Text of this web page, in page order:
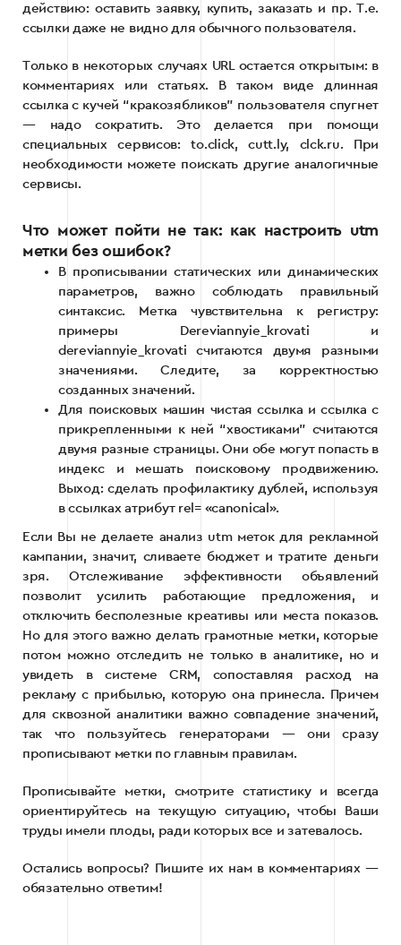
действию: оставить заявку, купить, заказать и пр. Т.е.
ссылки даже не видно для обычного пользователя.
Только в некоторых случаях URL остается открытым: в
комментариях или статьях. В таком виде длинная
ссылка с кучей “кракозябликов” пользователя спугнет
— надо сократить. Это делается при помощи
специальных сервисов: to.click, cutt.ly, clck.ru. При
необходимости можете поискать другие аналогичные
сервисы.
Что может пойти не так: как настроить utm
метки без ошибок?
В прописывании статических или динамических
параметров, важно соблюдать правильный
синтаксис. Метка чувствительна к регистру:
примеры Dereviannyie_krovati и
dereviannyie_krovati считаются двумя разными
значениями. Следите, за корректностью
созданных значений.
Для поисковых машин чистая ссылка и ссылка с
прикрепленными к ней “хвостиками” считаются
двумя разные страницы. Они обе могут попасть в
индекс и мешать поисковому продвижению.
Выход: сделать профилактику дублей, используя
в ссылках атрибут rel= «canonical».
Если Вы не делаете анализ utm меток для рекламной
кампании, значит, сливаете бюджет и тратите деньги
зря. Отслеживание эффективности объявлений
позволит усилить работающие предложения, и
отключить бесполезные креативы или места показов.
Но для этого важно делать грамотные метки, которые
потом можно отследить не только в аналитике, но и
увидеть в системе CRM, сопоставляя расход на
рекламу с прибылью, которую она принесла. Причем
для сквозной аналитики важно совпадение значений,
так что пользуйтесь генераторами — они сразу
прописывают метки по главным правилам.
Прописывайте метки, смотрите статистику и всегда
ориентируйтесь на текущую ситуацию, чтобы Ваши
труды имели плоды, ради которых все и затевалось.
Остались вопросы? Пишите их нам в комментариях —
обязательно ответим!